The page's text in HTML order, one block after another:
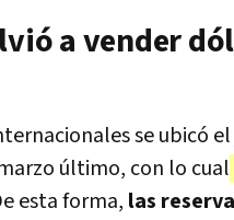
a vender
se ubicó el
último, con lo cual
esta forma, las